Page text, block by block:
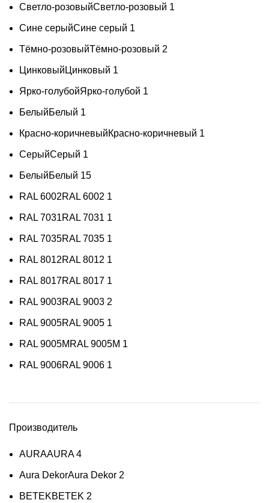
Светло-розовыйСветло-розовый 1
Сине серыйСине серый 1
Тёмно-розовыйТёмно-розовый 2
Цинковый Цинковый 1
Ярко-голубойЯрко-голубой 1
БелыйБелый 1
Красно-коричневыйКрасно-коричневый 1
СерыйСерый 1
БелыйБелый 15
RAL 6002RAL 6002 1
RAL 7031RAL 7031 1
RAL 7035RAL 7035 1
RAL 8012RAL 8012 1
RAL 8017RAL 8017 1
RAL 9003RAL 9003 2
RAL 9005RAL 9005 1
RAL 9005M RAL 9005M 1
RAL 9006RAL 9006 1
Производитель
AURAAURA 4
Aura DekorAura Dekor 2
BETEKBETEK 2